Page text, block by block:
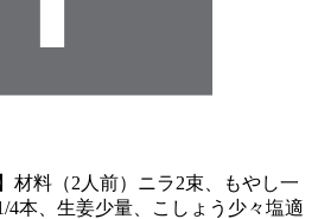
材料（2人前）ニラ2束、もやし一
4本、生姜少量、こしょう少々塩適